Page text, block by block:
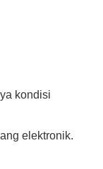
kondisi
elektronik.